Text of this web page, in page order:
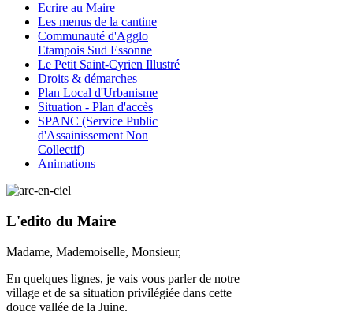
Ecrire au Maire
Les menus de la cantine
Communauté d'Agglo
Etampois Sud Essonne
Le Petit Saint-Cyrien Illustré
Droits & démarches
Plan Local d'Urbanisme
Situation - Plan d'accès
SPANC (Service Public
d'Assainissement Non
Collectif)
Animations
L'edito du Maire
Madame, Mademoiselle, Monsieur,
En quelques lignes, je vais vous parler de notre
village et de sa situation privilégiée dans cette
douce vallée de la Juine.